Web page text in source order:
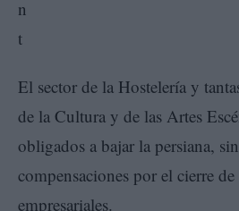
El sector de la Hostelería y
de la Cultura y de las Artes
obligados a bajar la persiana,
compensaciones por el cierre
empresariales.